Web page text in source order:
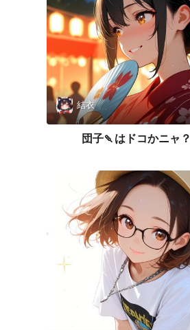
結衣
団子🍡はドコかニャ？